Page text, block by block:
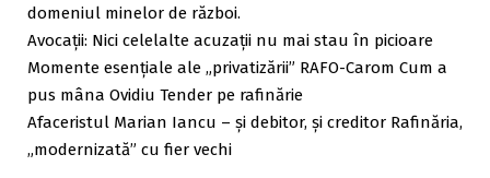
domeniul minelor de război.
Avocații: Nici celelalte acuzații nu mai stau în picioare
Momente esențiale ale „privatizării” RAFO-Carom Cum a
pus mâna Ovidiu Tender pe rafinărie
Afaceristul Marian Iancu – şi debitor, şi creditor Rafinăria,
„modernizată” cu fier vechi